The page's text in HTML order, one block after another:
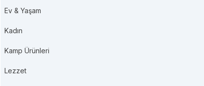
Ev & Yaşam
Kadın
Kamp Ürünleri
Lezzet